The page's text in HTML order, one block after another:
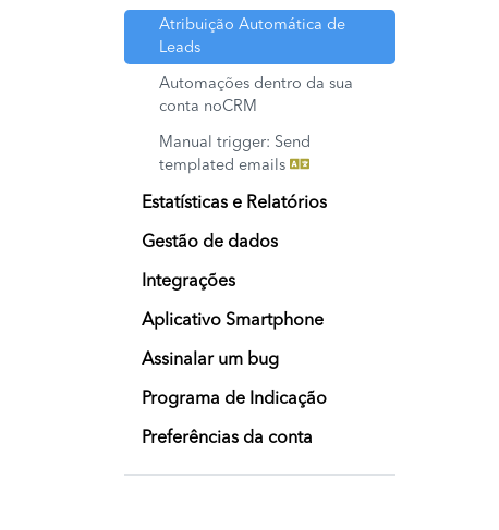
Atribuição Automática de
Leads
Automações dentro da sua
conta noCRM
Manual trigger: Send
templated emails
Estatísticas e Relatórios
Gestão de dados
Integrações
Aplicativo Smartphone
Assinalar um bug
Programa de Indicação
Preferências da conta